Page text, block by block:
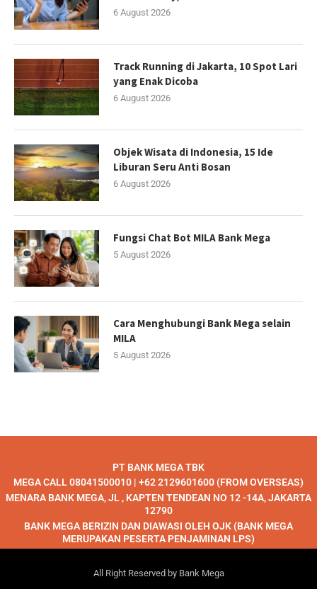
6 August 2026
Track Running di Jakarta, 10 Spot Lari
yang Enak Dicoba
6 August 2026
Objek Wisata di Indonesia, 15 Ide
Liburan Seru Anti Bosan
6 August 2026
Fungsi Chat Bot MILA Bank Mega
5 August 2026
Cara Menghubungi Bank Mega selain
MILA
5 August 2026
PT BANK MEGA TBK
MEGA CALL 08041500010 | +62 2129601600 (FROM OVERSEAS)
MENARA BANK MEGA, JL , KAPTEN TENDEAN NO 12 -14A, JAKARTA
12790
BANK MEGA BERIZIN DAN DIAWASI OLEH OJK (BANK MEGA
MERUPAKAN PESERTA PENJAMINAN LPS)
All Right Reserved by Bank Mega